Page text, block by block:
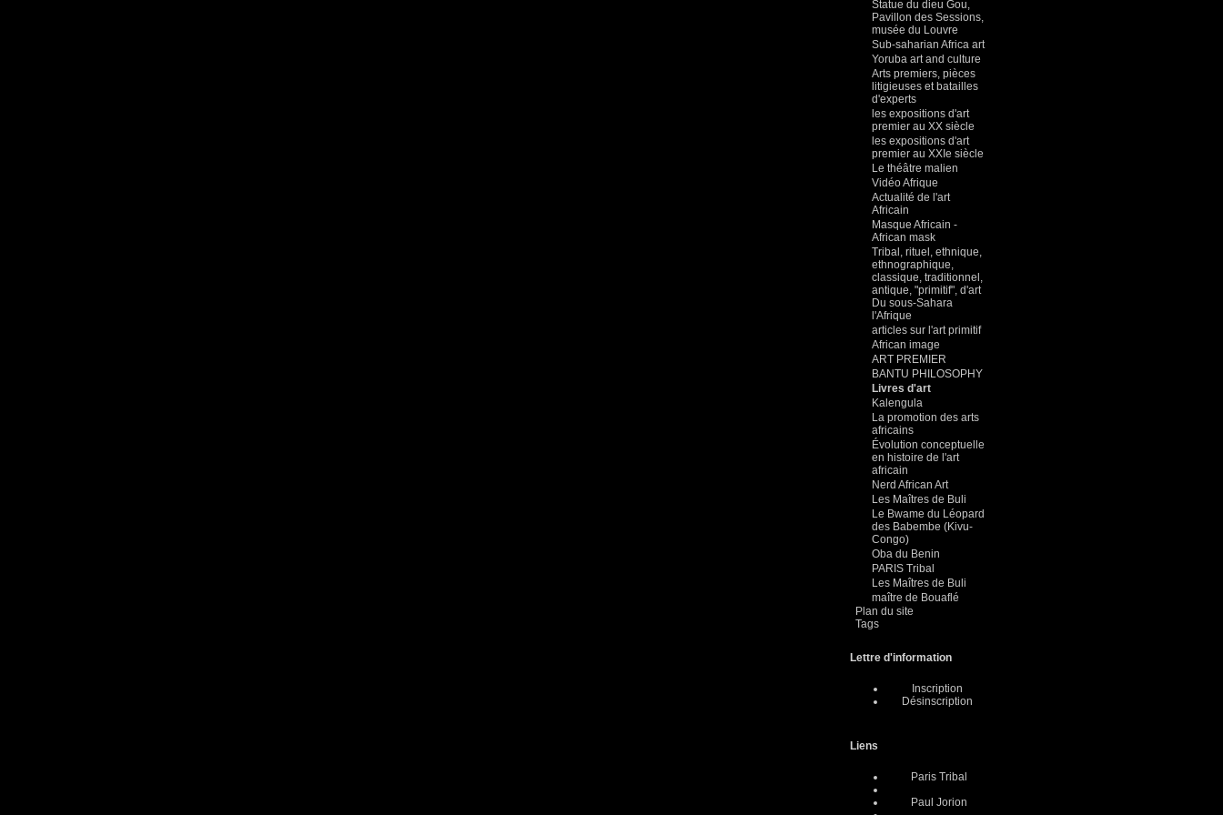
Statue du dieu Gou,
Pavillon des Sessions,
musée du Louvre
Sub-saharian Africa art
Yoruba art and culture
Arts premiers, pièces
litigieuses et batailles
d'experts
les expositions d'art
premier au XX siècle
les expositions d'art
premier au XXIe siècle
Le théâtre malien
Vidéo Afrique
Actualité de l'art
Africain
Masque Africain -
African mask
Tribal, rituel, ethnique,
ethnographique,
classique, traditionnel,
antique, "primitif", d'art
Du sous-Sahara
l'Afrique
articles sur l'art primitif
African image
ART PREMIER
BANTU PHILOSOPHY
Livres d'art
Kalengula
La promotion des arts
africains
Évolution conceptuelle
en histoire de l'art
africain
Nerd African Art
Les Maîtres de Buli
Le Bwame du Léopard
des Babembe (Kivu-
Congo)
Oba du Benin
PARIS Tribal
Les Maîtres de Buli
maître de Bouaflé
Plan du site
Tags
Lettre d'information
Inscription
Désinscription
Liens
Paris Tribal
Paul Jorion